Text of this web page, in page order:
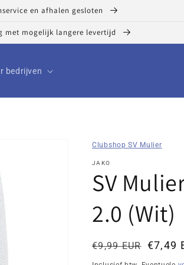
en afhalen gesloten
met mogelijk langere levertijd
bedrijven
Clubshop SV Mulier
JAKO
SV
2.0 (Wit)
Normale
prijs
€9,99 EUR
Kortingsprijs€7,49